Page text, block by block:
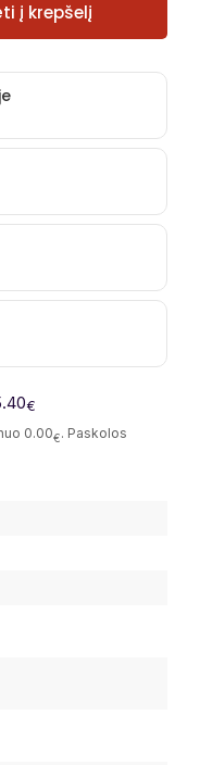
į krepšelį
€
0.00€. Paskolos